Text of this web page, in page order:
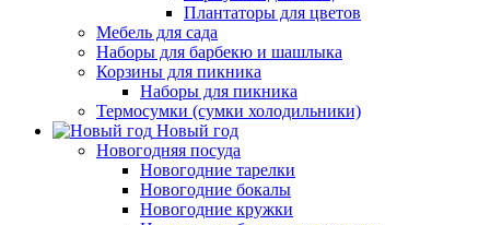
Плантаторы для цветов
Мебель для сада
Наборы для барбекю и шашлыка
Корзины для пикника
Наборы для пикника
Термосумки (сумки холодильники)
Новый год
Новогодняя посуда
Новогодние тарелки
Новогодние бокалы
Новогодние кружки